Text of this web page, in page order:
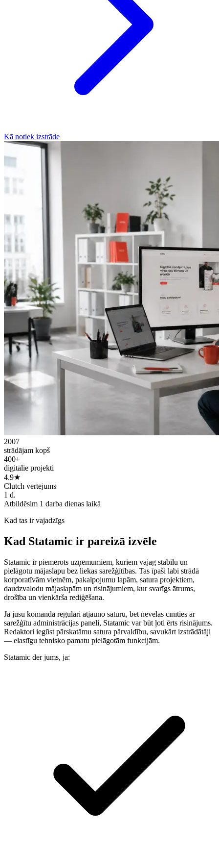
Kā notiek izstrāde
2007
strādājam kopš
400+
digitālie projekti
4.9★
Clutch vērtējums
1 d.
Atbildēsim 1 darba dienas laikā
Kad tas ir vajadzīgs
Kad Statamic ir pareizā izvēle
Statamic ir piemērots uzņēmumiem, kuriem vajag stabilu un
pielāgotu mājaslapu bez liekas sarežģītības. Tas īpaši labi strādā
korporatīvām vietnēm, pakalpojumu lapām, satura projektiem,
daudzvalodu mājaslapām un risinājumiem, kur svarīgs ātrums,
drošība un vienkārša rediģēšana.
Ja jūsu komanda regulāri atjauno saturu, bet nevēlas cīnīties ar
sarežģītu administrācijas paneli, Statamic var būt ļoti ērts risinājums.
Redaktori iegūst pārskatāmu satura pārvaldību, savukārt izstrādātāji
— elastīgu tehnisko pamatu pielāgotām funkcijām.
Statamic der jums, ja: